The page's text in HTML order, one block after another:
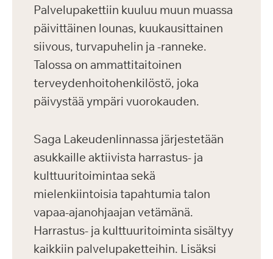
Palvelupakettiin kuuluu muun muassa
päivittäinen lounas, kuukausittainen
siivous, turvapuhelin ja -ranneke.
Talossa on ammattitaitoinen
terveydenhoitohenkilöstö, joka
päivystää ympäri vuorokauden.
Saga Lakeudenlinnassa järjestetään
asukkaille aktiivista harrastus- ja
kulttuuritoimintaa sekä
mielenkiintoisia tapahtumia talon
vapaa-ajanohjaajan vetämänä.
Harrastus- ja kulttuuritoiminta sisältyy
kaikkiin palvelupaketteihin. Lisäksi